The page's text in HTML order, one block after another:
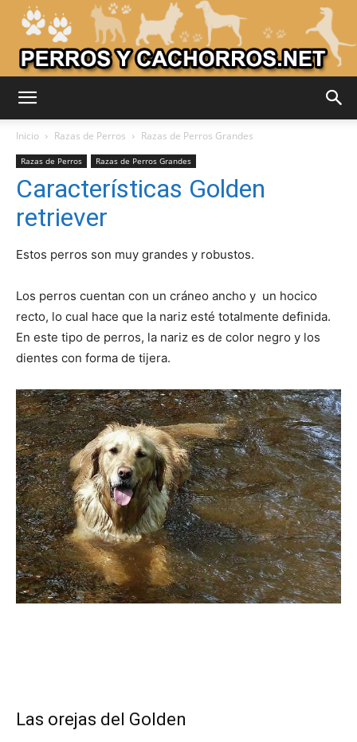
Perros
–
Razas
de
Perros
–
Inicio Razas de Perros Razas de Perros Grandes
Razas de Perros Razas de Perros Grandes
Características Golden
retriever
Estos perros son muy grandes y robustos.
Los perros cuentan con un cráneo ancho y un hocico
recto, lo cual hace que la nariz esté totalmente definida.
En este tipo de perros, la nariz es de color negro y los
dientes con forma de tijera.
Las orejas del Golden